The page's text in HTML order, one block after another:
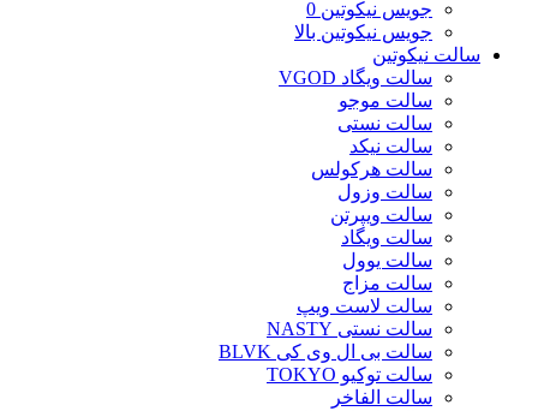
جویس نیکوتین 0
جویس نیکوتین بالا
سالت نیکوتین
سالت ویگاد VGOD
سالت موجو
سالت نستی
سالت نیکد
سالت هرکولس
سالت وزول
سالت ویپرتن
سالت ویگاد
سالت یوول
سالت مزاج
سالت لاست ویپ
سالت نستی NASTY
سالت بی ال وی کی BLVK
سالت توکیو TOKYO
سالت الفاخر